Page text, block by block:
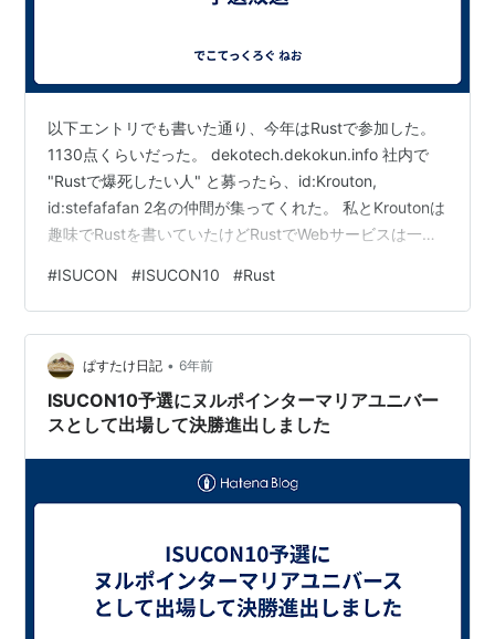
以下エントリでも書いた通り、今年はRustで参加した。
1130点くらいだった。 dekotech.dekokun.info 社内で
"Rustで爆死したい人" と募ったら、id:Krouton,
id:stefafafan 2名の仲間が集ってくれた。 私とKroutonは
趣味でRustを書いていたけどRustでWebサービスは一切
布陣。 感想 すごく楽しかった。来年もRustで出たい
Rustのcompile速度をなんとかせねば 事前準備 当初は
Rustで参考実装が出るとは思っていなかったので、とに
かく準備が大切だということで毎週…
#ISUCON #ISUCON10 #Rust
ぱすたけ日記 • 6年前
ISUCON10予選にヌルポインターマリアユニバー
スとして出場して決勝進出しました